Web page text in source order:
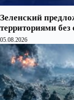
Зеленский
территориями без
05.08.2026